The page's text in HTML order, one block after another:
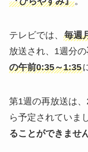
テレビでは、 毎週
放送され、1週分の
の午前0:35～1:35
第1週の再放送は
ら予定されていま
ることができませ